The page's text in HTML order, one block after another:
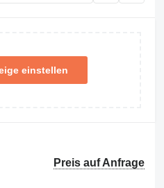
einstellen
Preis auf Anfrage